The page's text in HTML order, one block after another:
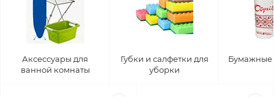
Аксессуары для
ванной комнаты
Губки и салфетки для
уборки
Бумажные